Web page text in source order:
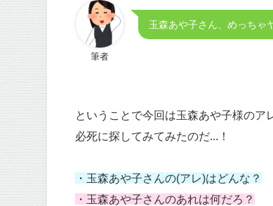
筆者
玉森あや子さん、めっちゃ
ということで今回は玉森あや子様のア
必死に探してみてみたのだ...！
・玉森あや子さんの(アレ)はどんな？
・玉森あや子さんのあれは何だろ？